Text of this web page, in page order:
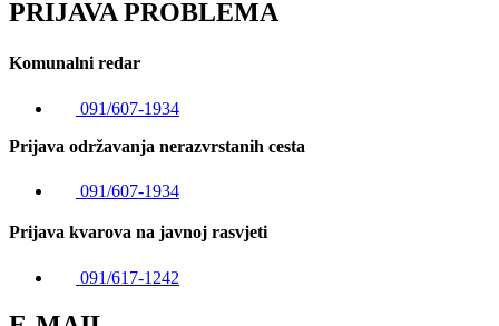
PRIJAVA PROBLEMA
Komunalni redar
091/607-1934
Prijava održavanja nerazvrstanih cesta
091/607-1934
Prijava kvarova na javnoj rasvjeti
091/617-1242